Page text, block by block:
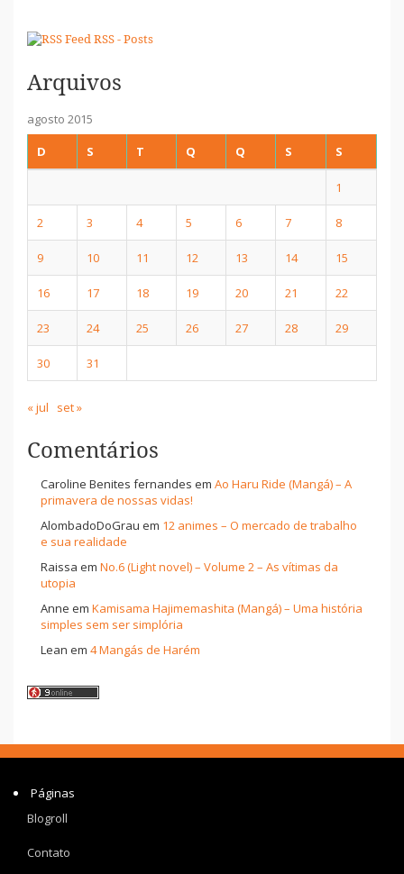
RSS - Posts
Arquivos
agosto 2015
D
S T Q Q S S
1
2 3 4 5 6 7 8
9 10 11 12 13 14 15
16 17 18 19 20 21 22
23 24 25 26 27 28 29
30 31
« jul set »
Comentários
Caroline Benites fernandes em Ao Haru Ride (Mangá) – A
primavera de nossas vidas!
AlombadoDoGrau em 12 animes – O mercado de trabalho
e sua realidade
Raissa em No.6 (Light novel) – Volume 2 – As vítimas da
utopia
Anne em Kamisama Hajimemashita (Mangá) – Uma história
simples sem ser simplória
Lean em 4 Mangás de Harém
Páginas
Blogroll
Contato